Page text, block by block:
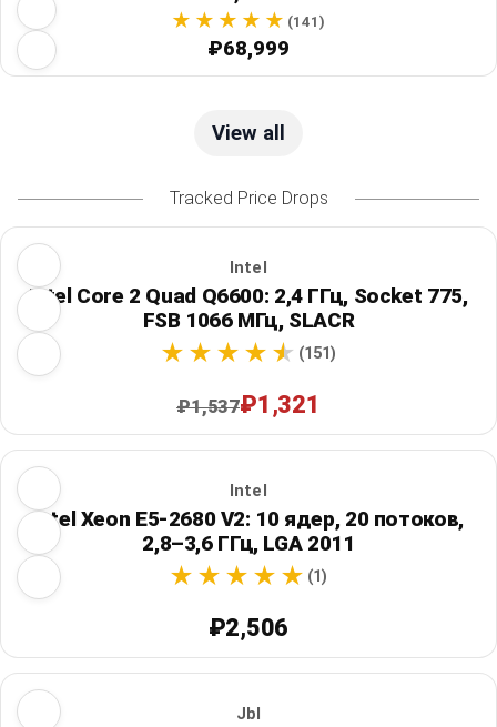
(141)
₽68,999
View all
Tracked Price Drops
Intel
Intel Core 2 Quad Q6600: 2,4 ГГц, Socket 775,
FSB 1066 МГц, SLACR
(151)
₽1,537₽1,321
Intel
Intel Xeon E5-2680 V2: 10 ядер, 20 потоков,
2,8–3,6 ГГц, LGA 2011
(1)
₽2,506
Jbl